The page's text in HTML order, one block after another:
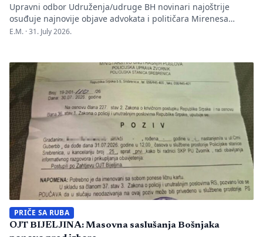
Upravni odbor Udruženja/udruge BH novinari najoštrije
osuđuje najnovije objave advokata i političara Mirenesa
Ajanovića i kontinuiranu kampanju javnog targetiranja,
Novinara Marka Divkovića i generalnu tajnicu Borku Rudić.
Nakon ranije podnesenih krivičnih prijava i tužbi za klevetu
protiv Anise Mahmutović i odgovornih osoba […]
E.M. ·31. July 2026.
PRIČE SA RUBA
OJT BIJELJINA: Masovna saslušanja Bošnjaka